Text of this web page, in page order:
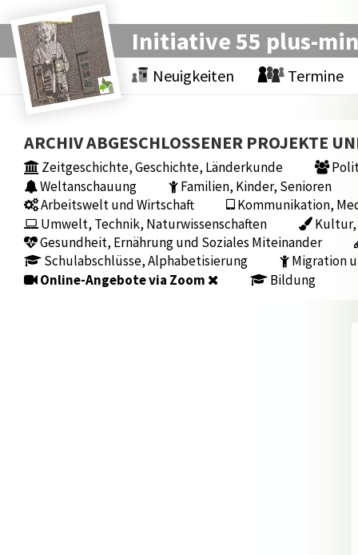
Initiative 55 plus-
Neuigkeiten Termine
ARCHIV ABGESCHLOSSENER PROJEKTE
Zeitgeschichte, Geschichte, Länderkunde
Weltanschauung
Familien, Kinder, Senioren
Arbeitswelt und Wirtschaft
Kommunikation,
Umwelt, Technik, Naturwissenschaften
Kultur,
Gesundheit, Ernährung und Soziales Miteinander
Schulabschlüsse, Alphabetisierung
Migration
Online-Angebote via Zoom
Bildung